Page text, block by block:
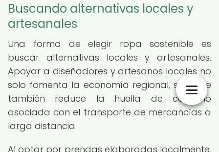
Buscando alternativas locales y
artesanales
Una forma de elegir ropa sostenible es
buscar alternativas locales y artesanales.
Apoyar a diseñadores y artesanos locales no
solo fomenta la economía regional, sino que
también reduce la huella de carbono
asociada con el transporte de mercancías a
larga distancia.
Al optar por prendas elaboradas localmente,